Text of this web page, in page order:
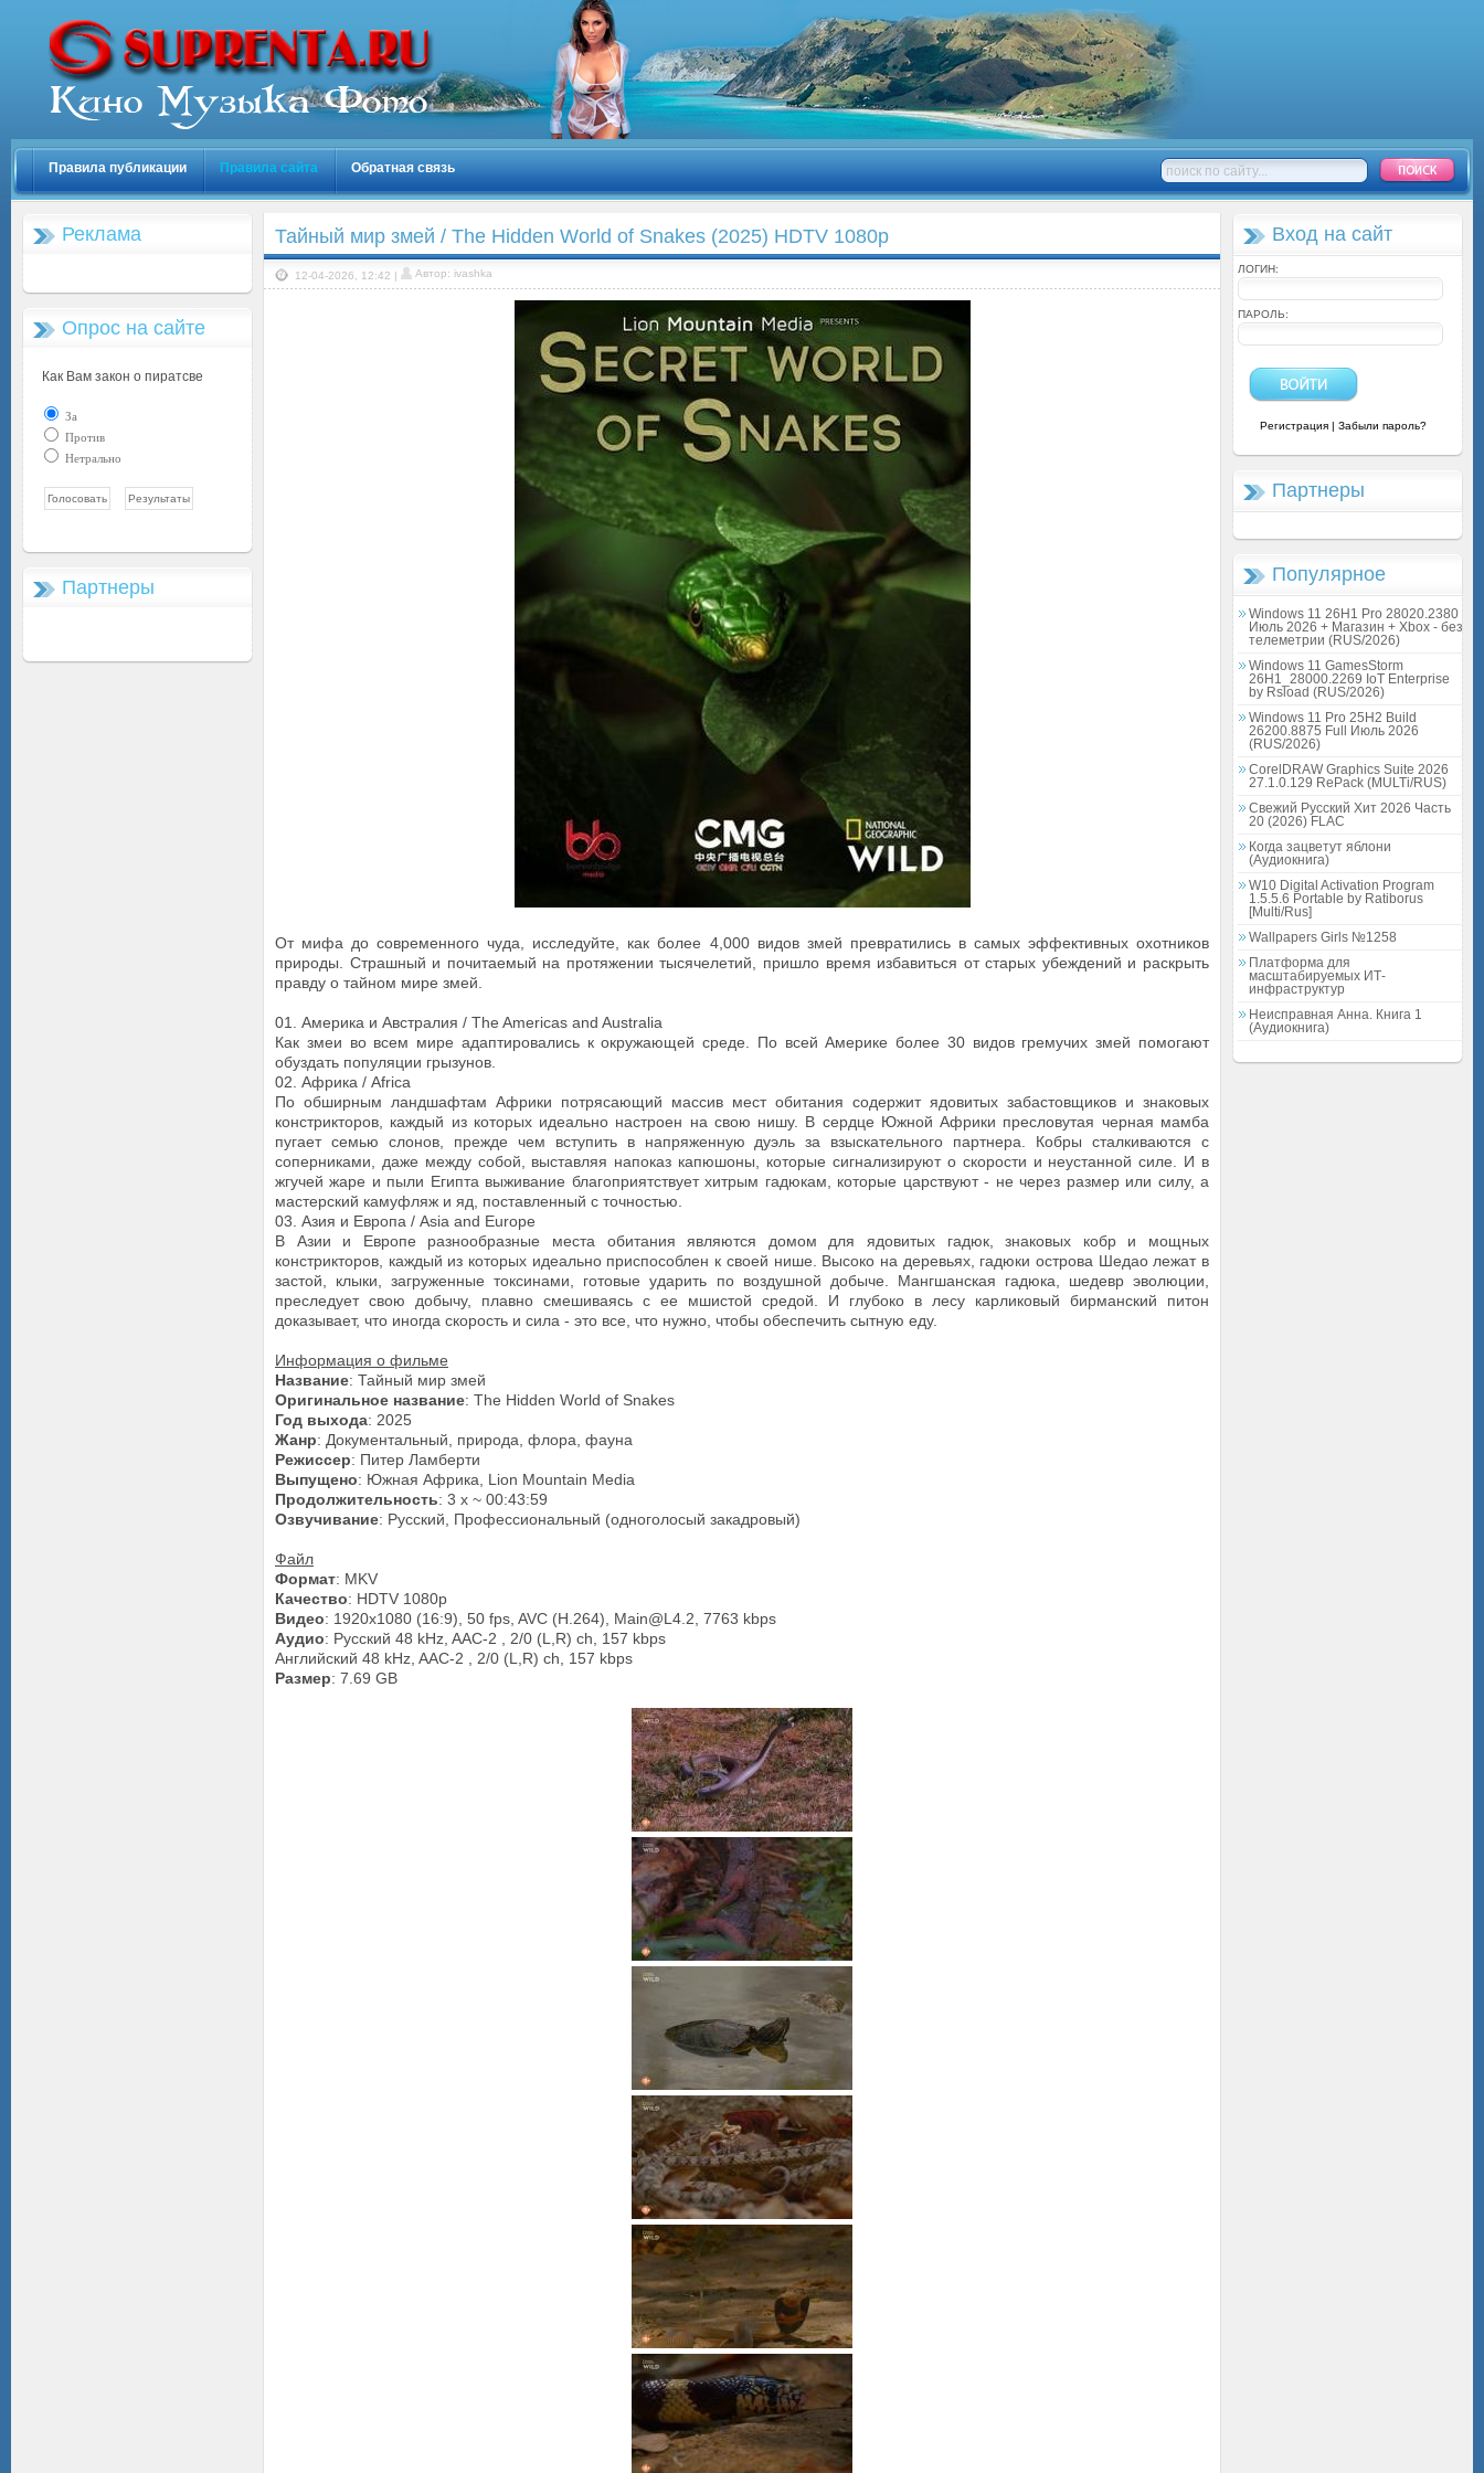
Правила публикации Правила сайта Обратная связь
Реклама
Опрос на сайте
Как Вам закон о пиратсве
За
Против
Нетрально
Партнеры
Тайный мир змей / The Hidden World of Snakes (2025) HDTV 1080p
12-04-2026, 12:42 | Автор: ivashka
От мифа до современного чуда, исследуйте, как более 4,000 видов змей превратились в самых эффективных охотников
природы. Страшный и почитаемый на протяжении тысячелетий, пришло время избавиться от старых убеждений и раскрыть
правду о тайном мире змей.
01. Америка и Австралия / The Americas and Australia
Как змеи во всем мире адаптировались к окружающей среде. По всей Америке более 30 видов гремучих змей помогают
обуздать популяции грызунов.
02. Африка / Africa
По обширным ландшафтам Африки потрясающий массив мест обитания содержит ядовитых забастовщиков и знаковых
констрикторов, каждый из которых идеально настроен на свою нишу. В сердце Южной Африки пресловутая черная мамба
пугает семью слонов, прежде чем вступить в напряженную дуэль за взыскательного партнера. Кобры сталкиваются с
соперниками, даже между собой, выставляя напоказ капюшоны, которые сигнализируют о скорости и неустанной силе. И в
жгучей жаре и пыли Египта выживание благоприятствует хитрым гадюкам, которые царствуют - не через размер или силу, а
мастерский камуфляж и яд, поставленный с точностью.
03. Азия и Европа / Asia and Europe
В Азии и Европе разнообразные места обитания являются домом для ядовитых гадюк, знаковых кобр и мощных
констрикторов, каждый из которых идеально приспособлен к своей нише. Высоко на деревьях, гадюки острова Шедао лежат в
застой, клыки, загруженные токсинами, готовые ударить по воздушной добыче. Мангшанская гадюка, шедевр эволюции,
преследует свою добычу, плавно смешиваясь с ее мшистой средой. И глубоко в лесу карликовый бирманский питон
доказывает, что иногда скорость и сила - это все, что нужно, чтобы обеспечить сытную еду.
Информация о фильме
Название: Тайный мир змей
Оригинальное название: The Hidden World of Snakes
Год выхода: 2025
Жанр: Документальный, природа, флора, фауна
Режиссер: Питер Ламберти
Выпущено: Южная Африка, Lion Mountain Media
Продолжительность: 3 x ~ 00:43:59
Озвучивание: Русский, Профессиональный (одноголосый закадровый)
Файл
Формат: MKV
Качество: HDTV 1080p
Видео: 1920x1080 (16:9), 50 fps, AVC (H.264), Main@L4.2, 7763 kbps
Аудио: Русский 48 kHz, AAC-2 , 2/0 (L,R) ch, 157 kbps
Английский 48 kHz, AAC-2 , 2/0 (L,R) ch, 157 kbps
Размер: 7.69 GB
Вход на сайт
ЛОГИН:
ПАРОЛЬ:
Регистрация | Забыли пароль?
Партнеры
Популярное
Windows 11 26H1 Pro 28020.2380
Июль 2026 + Магазин + Xbox - без
телеметрии (RUS/2026)
Windows 11 GamesStorm
26H1_28000.2269 IoT Enterprise
by Rsload (RUS/2026)
Windows 11 Pro 25H2 Build
26200.8875 Full Июль 2026
(RUS/2026)
CorelDRAW Graphics Suite 2026
27.1.0.129 RePack (MULTi/RUS)
Свежий Русский Хит 2026 Часть
20 (2026) FLAC
Когда зацветут яблони
(Аудиокнига)
W10 Digital Activation Program
1.5.5.6 Portable by Ratiborus
[Multi/Rus]
Wallpapers Girls №1258
Платформа для
масштабируемых ИТ-
инфраструктур
Неисправная Анна. Книга 1
(Аудиокнига)